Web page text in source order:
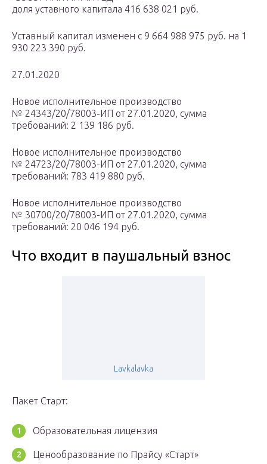
доля уставного капитала 416 638 021 руб.
Уставный капитал изменен с 9 664 988 975 руб. на 1
930 223 390 руб.
27.01.2020
Новое исполнительное производство
№ 24343/20/78003-ИП от 27.01.2020, сумма
требований: 2 139 186 руб.
Новое исполнительное производство
№ 24723/20/78003-ИП от 27.01.2020, сумма
требований: 783 419 880 руб.
Новое исполнительное производство
№ 30700/20/78003-ИП от 27.01.2020, сумма
требований: 20 046 194 руб.
Что входит в паушальный взнос
Lavkalavka
Пакет Старт:
Образовательная лицензия
Ценообразование по Прайсу «Старт»